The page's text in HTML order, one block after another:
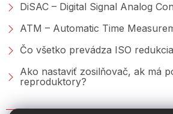
DiSAC – Digital Signal Analog
ATM – Automatic Time
Čo všetko prevádza ISO
Ako nastaviť zosilňovač, ak má
reproduktory?